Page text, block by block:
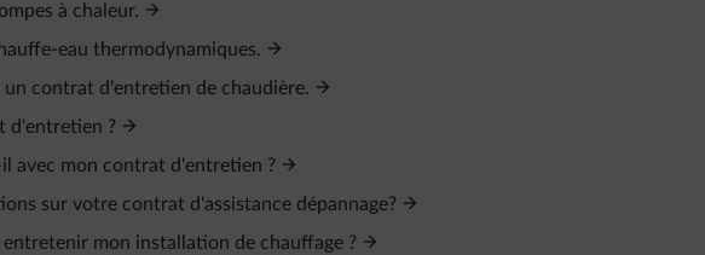
à chaleur.
eau thermodynamiques.
un contrat d'entretien de chaudière.
d'entretien ?
il avec mon contrat d'entretien ?
sur votre contrat d'assistance dépannage?
mon installation de chauffage ?